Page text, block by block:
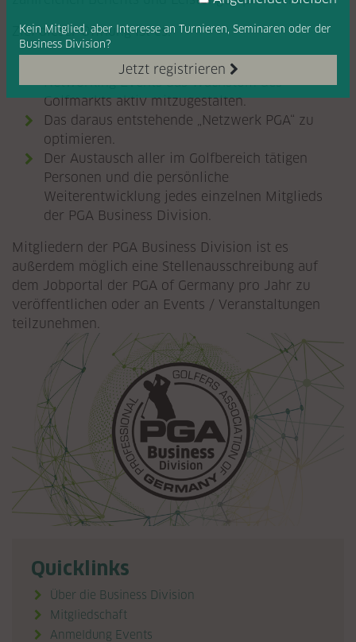
Ziel dieser Öffnung ist es:
Mit Seminaren, Workshops sowie Golf- und
Networking Events das Wachstum des
Golfmarkts aktiv mitzugestalten.
Das daraus entstehende „Netzwerk PGA“ zu
optimieren.
Der Austausch aller im Golfbereich tätigen
Personen und die persönliche
Weiterentwicklung jedes einzelnen Mitglieds
der PGA Business Division.
Mitgliedern der PGA Business Division ist es
außerdem möglich eine Stellenausschreibung auf
dem Jobportal der PGA of Germany pro Jahr zu
veröffentlichen oder an Events / Veranstaltungen
teilzunehmen.
Quicklinks
Über die Business Division
Mitgliedschaft
Anmeldung Events
Jetzt registrieren
Kein Mitglied, aber Interesse an Turnieren, Seminaren oder der
Business Division?